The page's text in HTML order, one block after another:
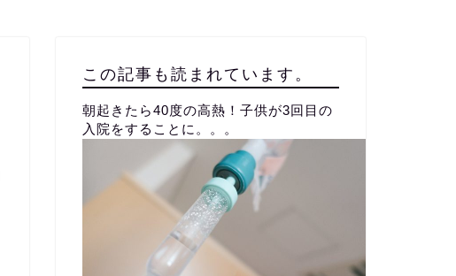
この記事も読まれています。
朝起きたら40度の高熱！子供が3回目の
入院をすることに。。。